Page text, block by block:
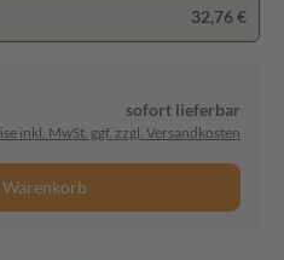
32,76 €
sofort lieferbar
inkl. MwSt. ggf. zzgl. Versandkosten
Warenkorb